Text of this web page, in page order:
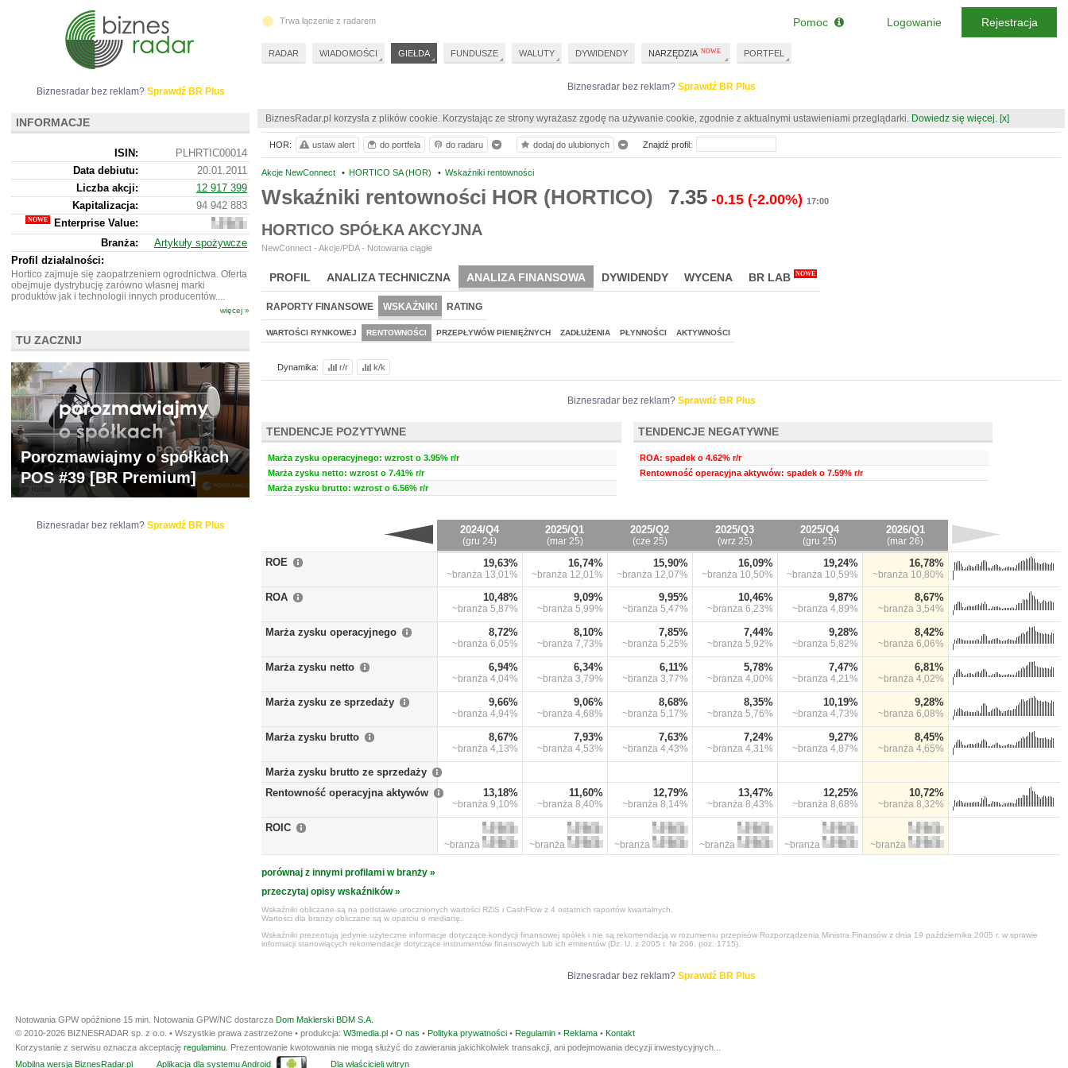
Biznesradar bez reklam? Sprawdź BR Plus
BiznesRadar.pl korzysta z plików cookie. Korzystając ze strony wyrażasz zgodę na używanie cookie, zgodnie z aktualnymi ustawieniami przeglądarki. Dowiedz się więcej. [x]
Akcje NewConnect • HORTICO SA (HOR) • Wskaźniki rentowności
Wskaźniki rentowności HOR (HORTICO) 7.35 -0.15 (-2.00%) 17:00
HORTICO SPÓŁKA AKCYJNA
NewConnect - Akcje/PDA - Notowania ciągłe
PROFIL ANALIZA TECHNICZNA ANALIZA FINANSOWA DYWIDENDY WYCENA BR LAB NOWE
RAPORTY FINANSOWE WSKAŹNIKI RATING
WARTOŚCI RYNKOWEJ RENTOWNOŚCI PRZEPŁYWÓW PIENIĘŻNYCH ZADŁUŻENIA PŁYNNOŚCI AKTYWNOŚCI
Dynamika: r/r k/k
Biznesradar bez reklam? Sprawdź BR Plus
TENDENCJE POZYTYWNE
Marża zysku operacyjnego: wzrost o 3.95% r/r
Marża zysku netto: wzrost o 7.41% r/r
Marża zysku brutto: wzrost o 6.56% r/r
TENDENCJE NEGATYWNE
ROA: spadek o 4.62% r/r
Rentowność operacyjna aktywów: spadek o 7.59% r/r
2024/Q4
(gru 24)
2025/Q1
(mar 25)
2025/Q2
(cze 25)
2025/Q3
(wrz 25)
2025/Q4
(gru 25)
2026/Q1
(mar 26)
ROE 19,63%
~branża 13,01%
16,74%
~branża 12,01%
15,90%
~branża 12,07%
16,09%
~branża 10,50%
19,24%
~branża 10,59%
16,78%
~branża 10,80%
ROA 10,48%
~branża 5,87%
9,09%
~branża 5,99%
9,95%
~branża 5,47%
10,46%
~branża 6,23%
9,87%
~branża 4,89%
8,67%
~branża 3,54%
Marża zysku operacyjnego 8,72%
~branża 6,05%
8,10%
~branża 7,73%
7,85%
~branża 5,25%
7,44%
~branża 5,92%
9,28%
~branża 5,82%
8,42%
~branża 6,06%
Marża zysku netto 6,94%
~branża 4,04%
6,34%
~branża 3,79%
6,11%
~branża 3,77%
5,78%
~branża 4,00%
7,47%
~branża 4,21%
6,81%
~branża 4,02%
Marża zysku ze sprzedaży 9,66%
~branża 4,94%
9,06%
~branża 4,68%
8,68%
~branża 5,17%
8,35%
~branża 5,76%
10,19%
~branża 4,73%
9,28%
~branża 6,08%
Marża zysku brutto 8,67%
~branża 4,13%
7,93%
~branża 4,53%
7,63%
~branża 4,43%
7,24%
~branża 4,31%
9,27%
~branża 4,87%
8,45%
~branża 4,65%
Marża zysku brutto ze sprzedaży
Rentowność operacyjna aktywów
13,18%
~branża 9,10%
11,60%
~branża 8,40%
12,79%
~branża 8,14%
13,47%
~branża 8,43%
12,25%
~branża 8,68%
10,72%
~branża 8,32%
ROIC
~branża ~branża ~branża ~branża ~branża ~branża
porównaj z innymi profilami w branży »
przeczytaj opisy wskaźników »
Wskaźniki obliczane są na podstawie urocznionych wartości RZiS i CashFlow z 4 ostatnich raportów kwartalnych.
Wartości dla branży obliczane są w oparciu o medianę.
Wskaźniki prezentują jedynie użyteczne informacje dotyczące kondycji finansowej spółek i nie są rekomendacją w rozumieniu przepisów Rozporządzenia Ministra Finansów z dnia 19 października 2005 r. w sprawie
informacji stanowiących rekomendacje dotyczące instrumentów finansowych lub ich emitentów (Dz. U. z 2005 r. Nr 206, poz. 1715).
Biznesradar bez reklam? Sprawdź BR Plus
HOR: ustaw alert do portfela do radaru dodaj do ulubionych Znajdź profil:
Biznesradar bez reklam? Sprawdź BR Plus
INFORMACJE
ISIN:
PLHRTIC00014
Data debiutu:
20.01.2011
Liczba akcji:
12 917 399
Kapitalizacja:
94 942 883
Enterprise Value:
112
127
883
Branża:
Artykuły spożywcze
Profil działalności:
Hortico zajmuje się zaopatrzeniem ogrodnictwa. Oferta
obejmuje dystrybucję zarówno własnej marki
produktów jak i technologii innych producentów....
więcej »
TU ZACZNIJ
Porozmawiajmy o spółkach
POS #39 [BR Premium]
Biznesradar bez reklam? Sprawdź BR Plus
Trwa łączenie z radarem
RADAR WIADOMOŚCI GIEŁDA FUNDUSZE WALUTY DYWIDENDY NARZĘDZIA PORTFEL
Pomoc Logowanie Rejestracja
Notowania GPW opóźnione 15 min. Notowania GPW/NC dostarcza Dom Maklerski BDM S.A.
© 2010-2026 BIZNESRADAR sp. z o.o. • Wszystkie prawa zastrzeżone • produkcja: W3media.pl • O nas • Polityka prywatności • Regulamin • Reklama • Kontakt
Korzystanie z serwisu oznacza akceptację regulaminu . Prezentowanie kwotowania nie mogą służyć do zawierania jakichkolwiek transakcji, ani podejmowania decyzji inwestycyjnych...
Mobilna wersja BiznesRadar.pl
Aplikacja dla systemu Android Dla właścicieli witryn